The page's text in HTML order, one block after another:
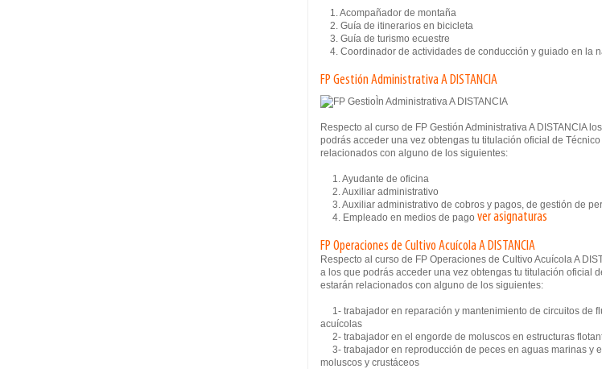
1. Acompañador de montaña
2. Guía de itinerarios en bicicleta
3. Guía de turismo ecuestre
4. Coordinador de actividades de conducción y guiado en la
FP Gestión Administrativa A DISTANCIA
Respecto al curso de FP Gestión Administrativa A DISTANCIA
podrás acceder una vez obtengas tu titulación oficial de
relacionados con alguno de los siguientes:
1. Ayudante de oficina
2. Auxiliar administrativo
3. Auxiliar administrativo de cobros y pagos, de gestión de
4. Empleado en medios de pago ver asignaturas
FP Operaciones de Cultivo Acuícola A DISTANCIA
Respecto al curso de FP Operaciones de Cultivo Acuícola A
a los que podrás acceder una vez obtengas tu titulación oficial
estarán relacionados con alguno de los siguientes:
1- trabajador en reparación y mantenimiento de circuitos de
acuícolas
2- trabajador en el engorde de moluscos en estructuras
3- trabajador en reproducción de peces en aguas marinas y
moluscos y crustáceos